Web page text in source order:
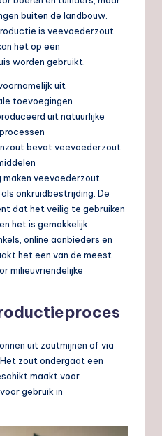
buiten de landbouw.
is veevoederzout
het op een
worden gebruikt.
uit
toevoegingen
uit natuurlijke
bevat veevoederzout
maken veevoederzout
onkruidbestrijding. De
dat het veilig te gebruiken
het is gemakkelijk
online aanbieders en
het een van de meest
milieuvriendelijke
uit zoutmijnen of via
zout ondergaat een
maakt voor
gebruik in